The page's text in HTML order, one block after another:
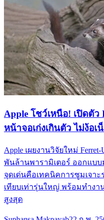
Apple โชว์เหนือ! เปิดตัว
หน้าจอเก่งเกินตัว ไม่ง้อเ
Apple เผยงานวิจัยใหม่
พันล้านพารามิเตอร์ ออกแบ
จุดเด่นคือเทคนิคการซูมเจา
เทียบเท่ารุ่นใหญ่ พร้อมทำง
สูงสุด